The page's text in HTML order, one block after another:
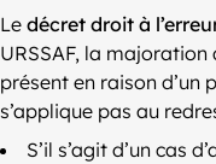
Le décret droit à
URSSAF, la majoration
présent en raison
s’applique pas au
S’il s’agit d’un cas